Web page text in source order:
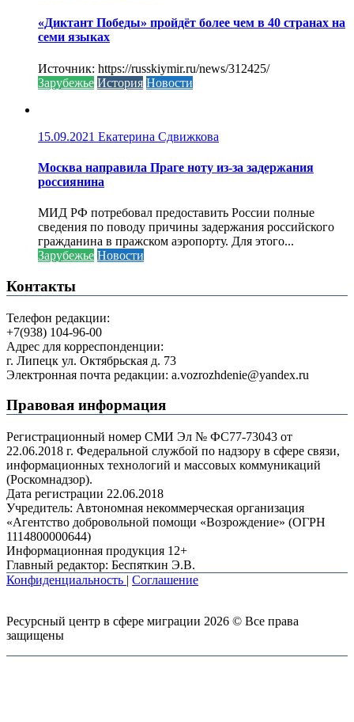
«Диктант Победы» пройдёт более чем в 40 странах на
семи языках
Источник: https://russkiymir.ru/news/312425/
Зарубежье История Новости
15.09.2021 Екатерина Сдвижкова
Москва направила Праге ноту из-за задержания
россиянина
МИД РФ потребовал предоставить России полные
сведения по поводу причины задержания российского
гражданина в пражском аэропорту. Для этого...
Зарубежье Новости
Контакты
Телефон редакции:
+7(938) 104-96-00
Адрес для корреспонденции:
г. Липецк ул. Октябрьская д. 73
Электронная почта редакции: a.vozrozhdenie@yandex.ru
Правовая информация
Регистрационный номер СМИ Эл № ФС77-73043 от
22.06.2018 г. Федеральной службой по надзору в сфере связи,
информационных технологий и массовых коммуникаций
(Роскомнадзор).
Дата регистрации 22.06.2018
Учредитель: Автономная некоммерческая организация
«Агентство добровольной помощи «Возрождение» (ОГРН
1114800000644)
Информационная продукция 12+
Главный редактор: Беспяткин Э.В.
Конфиденциальность | Соглашение
Ресурсный центр в сфере миграции 2026 © Все права
защищены